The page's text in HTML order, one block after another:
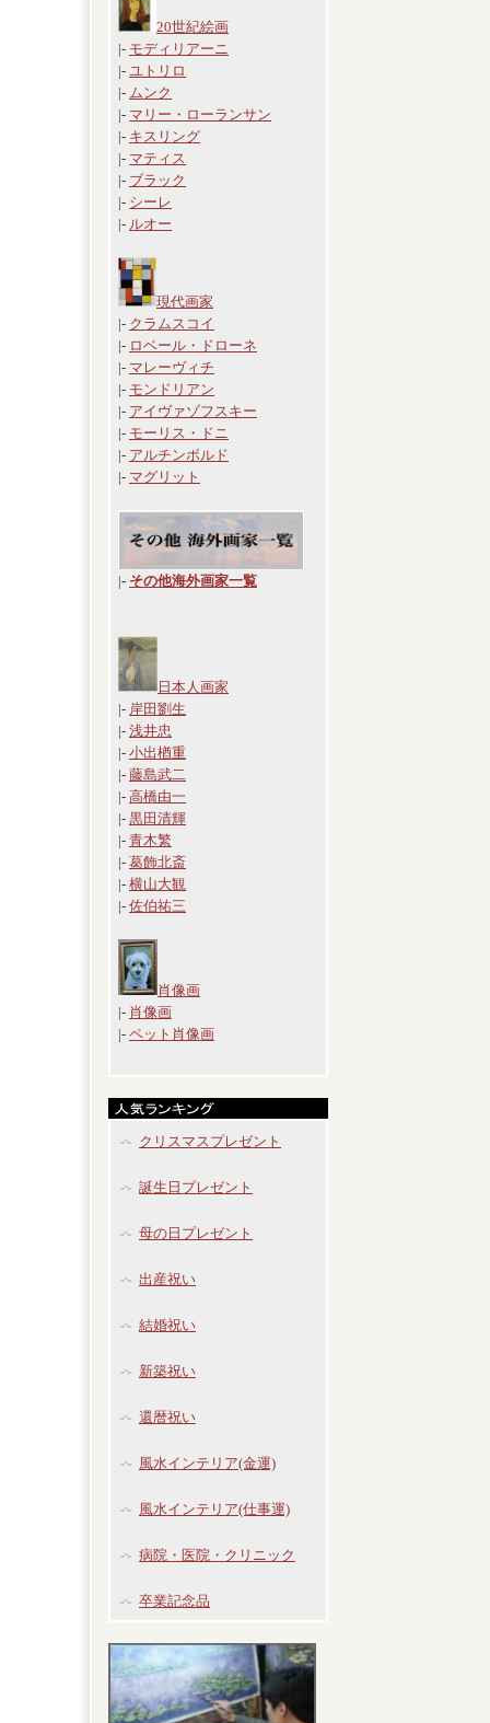
20世紀絵画
|- モディリアーニ
|- ユトリロ
|- ムンク
|- マリー・ローランサン
|- キスリング
|- マティス
|- ブラック
|- シーレ
|- ルオー
現代画家
|- クラムスコイ
|- ロベール・ドローネ
|- マレーヴィチ
|- モンドリアン
|- アイヴァゾフスキー
|- モーリス・ドニ
|- アルチンボルド
|- マグリット
|- その他海外画家一覧
日本人画家
|- 岸田劉生
|- 浅井忠
|- 小出楢重
|- 藤島武二
|- 高橋由一
|- 黒田清輝
|- 青木繁
|- 葛飾北斎
|- 横山大観
|- 佐伯祐三
肖像画
|- 肖像画
|- ペット肖像画
クリスマスプレゼント
誕生日プレゼント
母の日プレゼント
出産祝い
結婚祝い
新築祝い
還暦祝い
風水インテリア(金運)
風水インテリア(仕事運)
病院・医院・クリニック
卒業記念品